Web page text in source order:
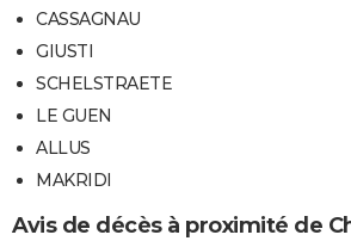
CASSAGNAU
GIUSTI
SCHELSTRAETE
LE GUEN
ALLUS
MAKRIDI
Avis de décès à proximité de